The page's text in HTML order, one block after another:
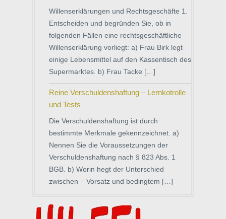
Willenserklärungen und Rechtsgeschäfte 1.
Entscheiden und begründen Sie, ob in
folgenden Fällen eine rechtsgeschäftliche
Willenserklärung vorliegt: a) Frau Birk legt
einige Lebensmittel auf den Kassentisch des
Supermarktes. b) Frau Tacke […]
Reine Verschuldenshaftung – Lernkotrolle
und Tests
Die Verschuldenshaftung ist durch
bestimmte Merkmale gekennzeichnet. a)
Nennen Sie die Voraussetzungen der
Verschuldenshaftung nach § 823 Abs. 1
BGB. b) Worin hegt der Unterschied
zwischen – Vorsatz und bedingtem […]